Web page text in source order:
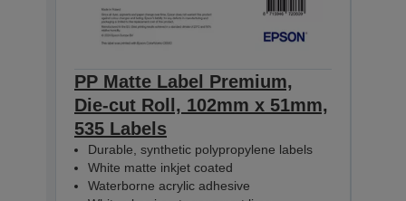
PP Matte Label Premium,
Die-cut Roll, 102mm x 51mm,
535 Labels
Durable, synthetic polypropylene labels
White matte inkjet coated
Waterborne acrylic adhesive